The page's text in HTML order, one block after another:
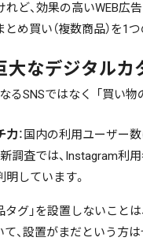
ど、効果の高いWEB広
め買い（複数商品）を1
大なデジタルカ
るSNSではなく 「買い
力：国内の利用ユーザー
新調査では、Instagram利
しています。
タグ」を設置しないこと
、設置がまだという方